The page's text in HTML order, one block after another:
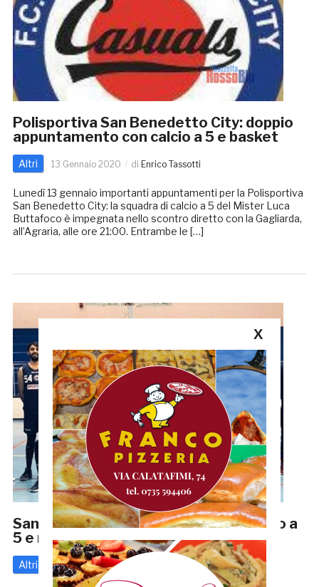
Polisportiva San Benedetto City: doppio
appuntamento con calcio a 5 e basket
Altri 13 Gennaio 2020 di Enrico Tassotti
Lunedì 13 gennaio importanti appuntamenti per la Polisportiva
San Benedetto City: la squadra di calcio a 5 del Mister Luca
Buttafoco è impegnata nello scontro diretto con la Gagliarda,
all’Agraria, alle ore 21:00. Entrambe le […]
San Benedetto City: successi nel calcio a
5 e nel basket
Altri 17 Dicembre 2019 Enrico Tassotti
X